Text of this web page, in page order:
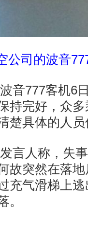
司的波音
音777客机6
持完好，众
楚具体的人
言人称，失
故突然在落
充气滑梯上
。